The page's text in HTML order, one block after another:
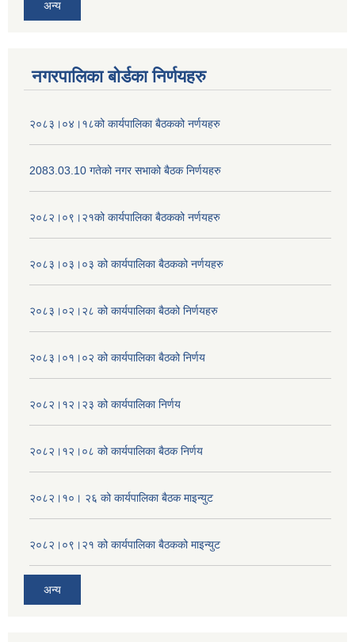
अन्य
नगरपालिका बोर्डका निर्णयहरु
२०८३।०४।१८को कार्यपालिका बैठकको नर्णयहरु
2083.03.10 गतेको नगर सभाको बैठक निर्णयहरु
२०८२।०९।२१को कार्यपालिका बैठकको नर्णयहरु
२०८३।०३।०३ को कार्यपालिका बैठकको नर्णयहरु
२०८३।०२।२८ को कार्यपालिका बैठको निर्णयहरु
२०८३।०१।०२ को कार्यपालिका बैठको निर्णय
२०८२।१२।२३ को कार्यपालिका निर्णय
२०८२।१२।०८ को कार्यपालिका बैठक निर्णय
२०८२।१०। २६ को कार्यपालिका बैठक माइन्युट
२०८२।०९।२१ को कार्यपालिका बैठकको माइन्युट
अन्य